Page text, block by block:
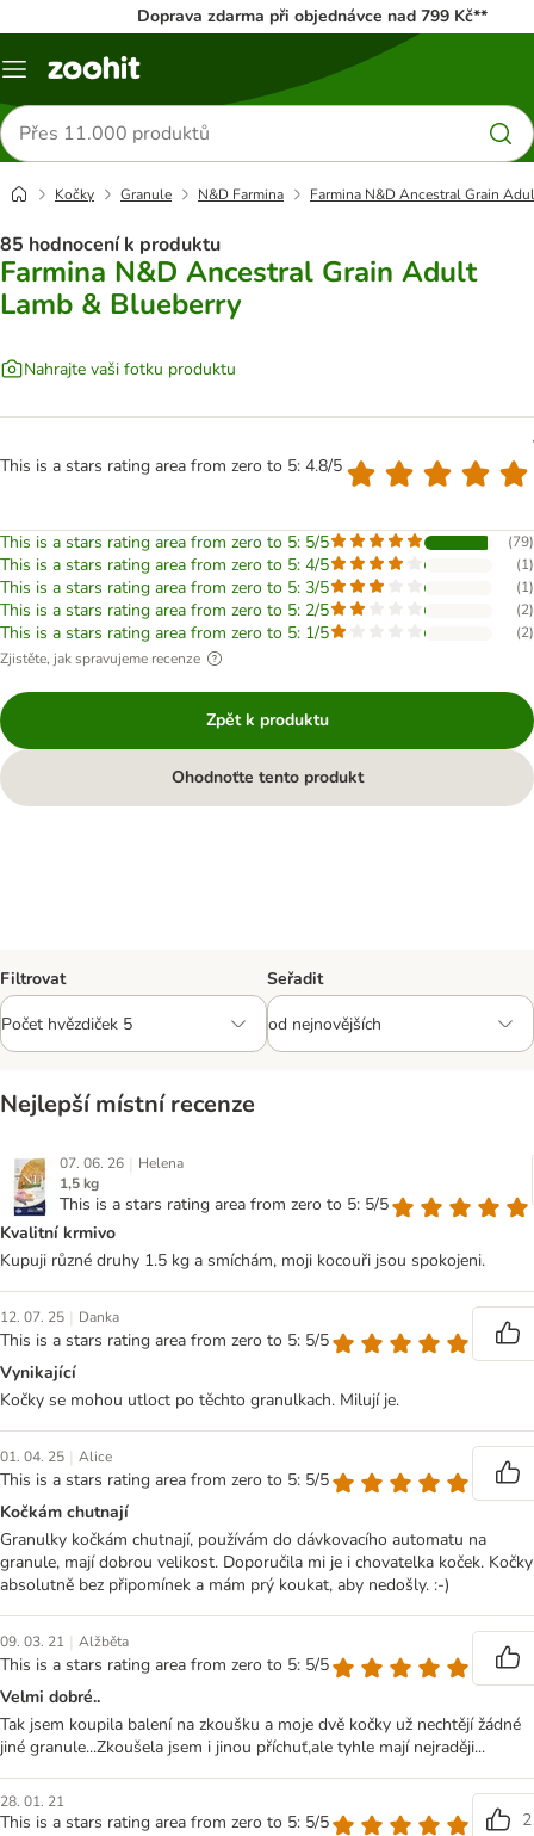
Doprava zdarma při objednávce nad 799 Kč**
Menu
Hledat
produkty
Kočky Granule N&D Farmina Farmina N&D Ancestral Grain
85 hodnocení k produktu
Farmina N&D Ancestral Grain Adult
Lamb & Blueberry
Nahrajte vaši fotku produktu
This is a stars rating area from zero to 5: 4.8/5
This is a stars rating area from zero to 5: 5/5 (79)
This is a stars rating area from zero to 5: 4/5 (1)
This is a stars rating area from zero to 5: 3/5 (1)
This is a stars rating area from zero to 5: 2/5 (2)
This is a stars rating area from zero to 5: 1/5 (2)
Zjistěte, jak spravujeme recenze
Zpět k produktu
Ohodnoťte tento produkt
Filtrovat Seřadit
Nejlepší místní recenze
07. 06. 26 | Helena
1,5 kg
This is a stars rating area from zero to 5: 5/5
Kvalitní krmivo
Kupuji různé druhy 1.5 kg a smíchám, moji kocouři jsou spokojeni.
12. 07. 25 | Danka
This is a stars rating area from zero to 5: 5/5
Vynikající
Kočky se mohou utloct po těchto granulkach. Milují je.
01. 04. 25 | Alice
This is a stars rating area from zero to 5: 5/5
Kočkám chutnají
Granulky kočkám chutnají, používám do dávkovacího automatu na
granule, mají dobrou velikost. Doporučila mi je i chovatelka koček. Kočky
absolutně bez připomínek a mám prý koukat, aby nedošly. :-)
09. 03. 21 | Alžběta
This is a stars rating area from zero to 5: 5/5
Velmi dobré..
Tak jsem koupila balení na zkoušku a moje dvě kočky už nechtějí žádné
jiné granule...Zkoušela jsem i jinou příchuť,ale tyhle mají nejraději...
28. 01. 21
This is a stars rating area from zero to 5: 5/5
2